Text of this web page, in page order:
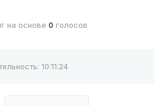
на основе 0 голосов
10:11:24